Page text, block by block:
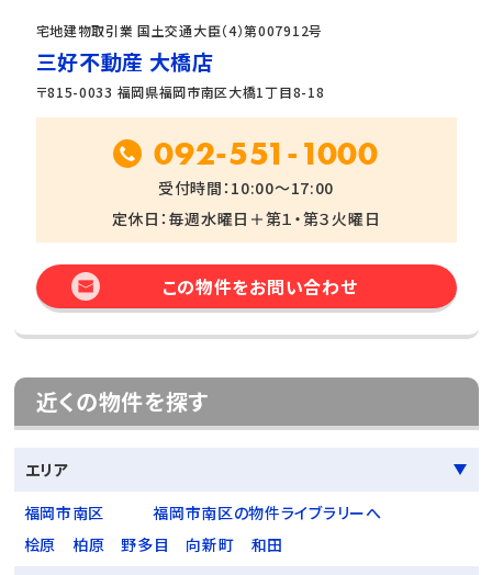
宅地建物取引業 国土交通大臣（4）第007912号
三好不動産 大橋店
〒815-0033 福岡県福岡市南区大橋1丁目8-18
092-551-1000
受付時間：10:00～17:00
定休日：毎週水曜日＋第１・第３火曜日
この物件をお問い合わせ
近くの物件を探す
エリア
福岡市南区
福岡市南区の物件ライブラリーへ
桧原
柏原 野多目 向新町
和田